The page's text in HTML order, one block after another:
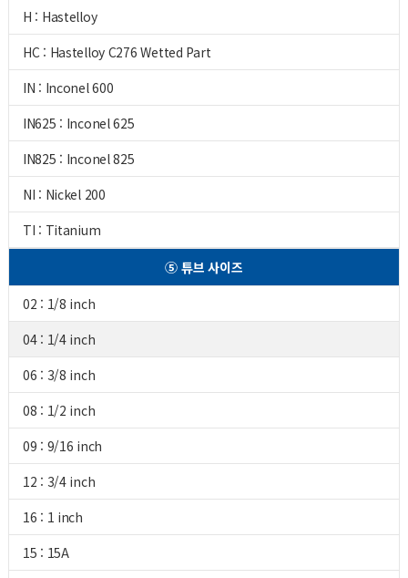
H : Hastelloy
HC : Hastelloy C276 Wetted Part
IN : Inconel 600
IN625 : Inconel 625
IN825 : Inconel 825
NI : Nickel 200
TI : Titanium
⑤ 튜브 사이즈
02 : 1/8 inch
04 : 1/4 inch
06 : 3/8 inch
08 : 1/2 inch
09 : 9/16 inch
12 : 3/4 inch
16 : 1 inch
15 : 15A